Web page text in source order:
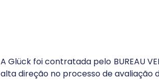
A Glück foi contratada pelo BUREAU
alta direção no processo de avaliação